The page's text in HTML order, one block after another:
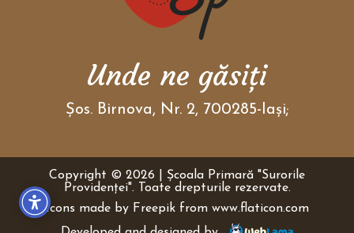
Unde ne găsiţi
Şos. Birnova, Nr. 2, 700285-Iaşi;
Copyright © 2026 | Școala Primară "Surorile
Providenţei". Toate drepturile rezervate.
Icons made by Freepikfrom www.flaticon.com